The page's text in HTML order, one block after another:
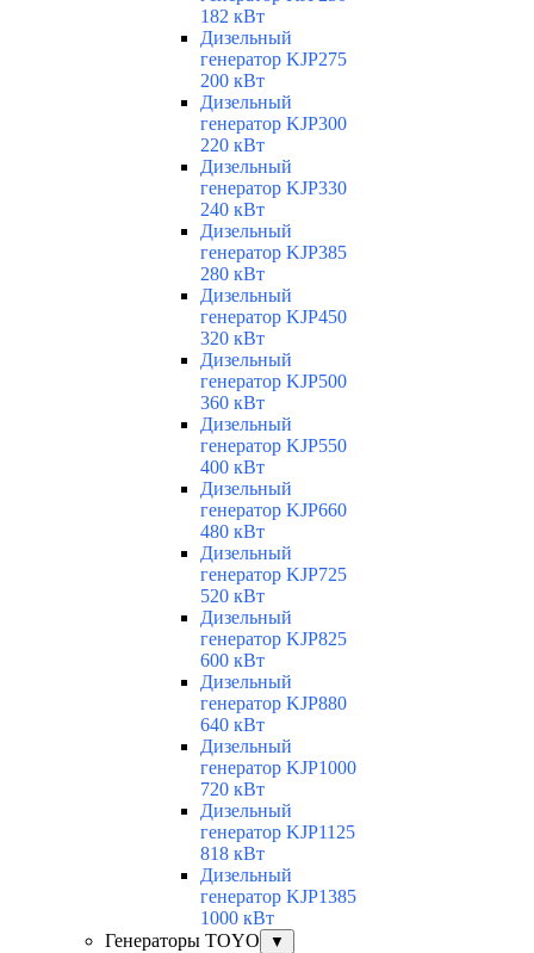
182 кВт
Дизельный
генератор KJP275
200 кВт
Дизельный
генератор KJP300
220 кВт
Дизельный
генератор KJP330
240 кВт
Дизельный
генератор KJP385
280 кВт
Дизельный
генератор KJP450
320 кВт
Дизельный
генератор KJP500
360 кВт
Дизельный
генератор KJP550
400 кВт
Дизельный
генератор KJP660
480 кВт
Дизельный
генератор KJP725
520 кВт
Дизельный
генератор KJP825
600 кВт
Дизельный
генератор KJP880
640 кВт
Дизельный
генератор KJP1000
720 кВт
Дизельный
генератор KJP1125
818 кВт
Дизельный
генератор KJP1385
1000 кВт
Генераторы TOYO
▼